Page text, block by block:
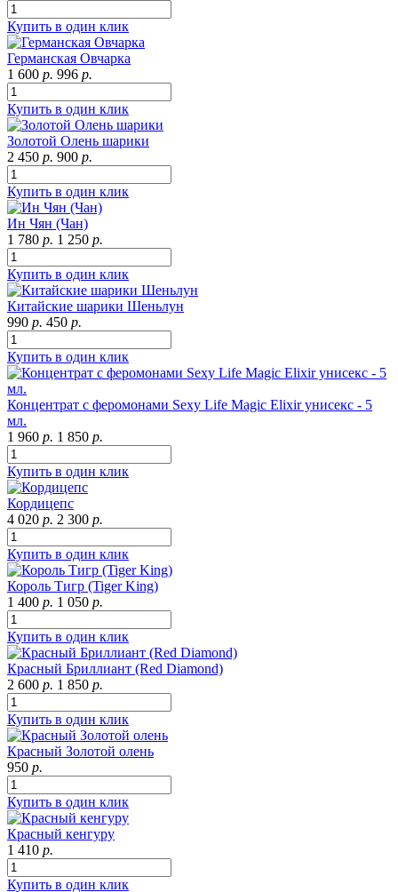
Купить в один клик
Германская Овчарка
1 600 р. 996 р.
Купить в один клик
Золотой Олень шарики
2 450 р. 900 р.
Купить в один клик
Ин Чян (Чан)
1 780 р. 1 250 р.
Купить в один клик
Китайские шарики Шеньлун
990 р. 450 р.
Купить в один клик
Концентрат с феромонами Sexy Life Magic Elixir унисекс - 5
мл.
1 960 р. 1 850 р.
Купить в один клик
Кордицепс
4 020 р. 2 300 р.
Купить в один клик
Король Тигр (Tiger King)
1 400 р. 1 050 р.
Купить в один клик
Красный Бриллиант (Red Diamond)
2 600 р. 1 850 р.
Купить в один клик
Красный Золотой олень
950 р.
Купить в один клик
Красный кенгуру
1 410 р.
Купить в один клик